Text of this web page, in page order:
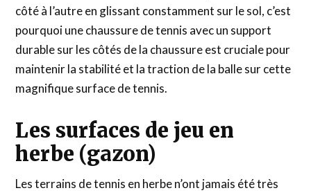
côté à l’autre en glissant constamment sur le sol, c’est
pourquoi une chaussure de tennis avec un support
durable sur les côtés de la chaussure est cruciale pour
maintenir la stabilité et la traction de la balle sur cette
magnifique surface de tennis.
Les surfaces de jeu en
herbe (gazon)
Les terrains de tennis en herbe n’ont jamais été très